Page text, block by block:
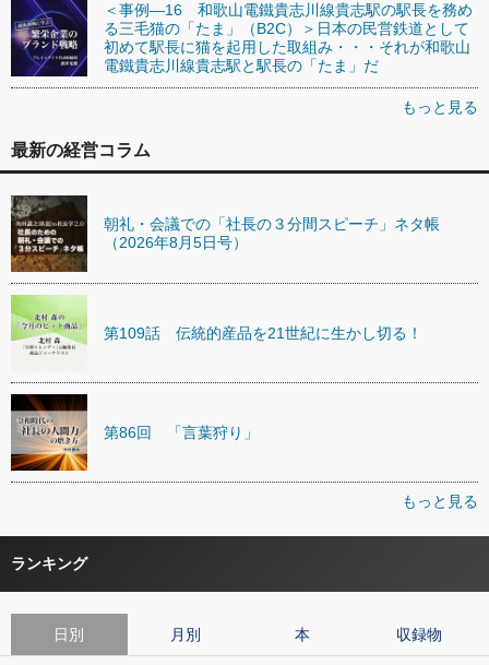
＜事例―16 和歌山電鐵貴志川線貴志駅の駅長を務め
る三毛猫の「たま」（B2C）＞日本の民営鉄道として
初めて駅長に猫を起用した取組み・・・それが和歌山
電鐵貴志川線貴志駅と駅長の「たま」だ
もっと見る
最新の経営コラム
朝礼・会議での「社長の３分間スピーチ」ネタ帳
（2026年8月5日号）
第109話 伝統的産品を21世紀に生かし切る！
第86回 「言葉狩り」
もっと見る
ランキング
日別 月別 本 収録物